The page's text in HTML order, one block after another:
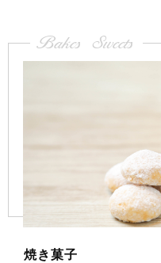
Bakes Sweets
焼き菓子